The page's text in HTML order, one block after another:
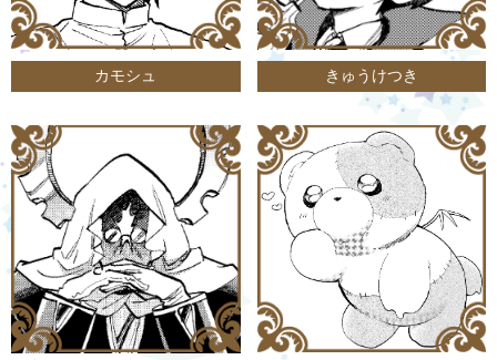
カモシュ きゅうけつき